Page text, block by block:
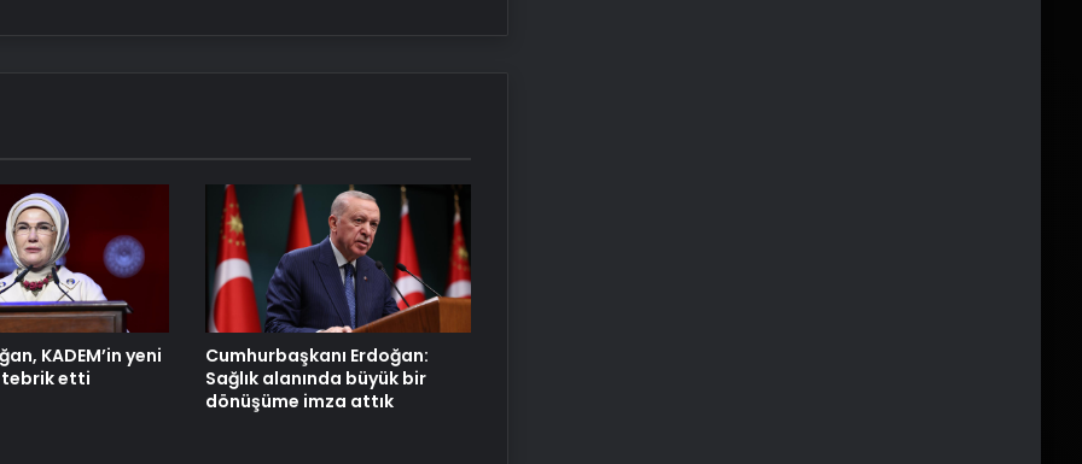
KADEM’in yeni
etti
Cumhurbaşkanı Erdoğan:
Sağlık alanında büyük bir
dönüşüme imza attık